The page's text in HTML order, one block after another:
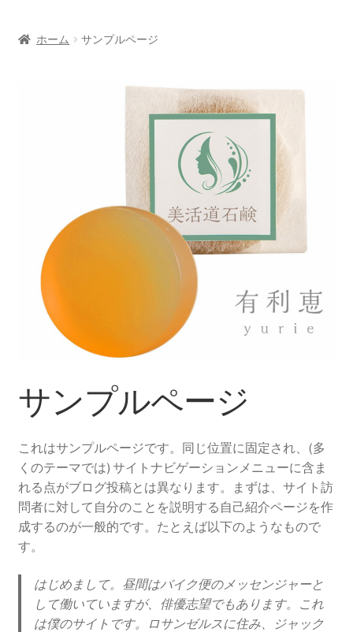
ホーム サンプルページ
サンプルページ
これはサンプルページです。同じ位置に固定され、(多
くのテーマでは) サイトナビゲーションメニューに含ま
れる点がブログ投稿とは異なります。まずは、サイト訪
問者に対して自分のことを説明する自己紹介ページを作
成するのが一般的です。たとえば以下のようなもので
す。
はじめまして。昼間はバイク便のメッセンジャーと
して働いていますが、俳優志望でもあります。これ
は僕のサイトです。ロサンゼルスに住み、ジャック